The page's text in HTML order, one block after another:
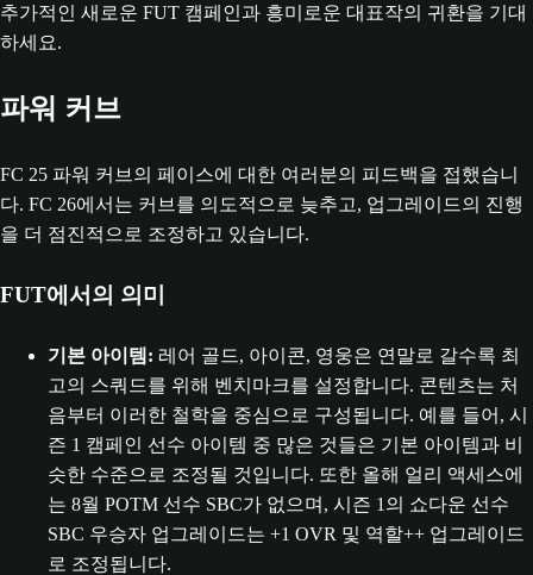
추가적인 새로운 FUT 캠페인과 흥미로운 대표작의 귀환을 기대
하세요.
파워 커브
FC 25 파워 커브의 페이스에 대한 여러분의 피드백을 접했습니
다. FC 26에서는 커브를 의도적으로 늦추고, 업그레이드의 진행
을 더 점진적으로 조정하고 있습니다.
FUT에서의 의미
기본 아이템: 레어 골드, 아이콘, 영웅은 연말로 갈수록 최
고의 스쿼드를 위해 벤치마크를 설정합니다. 콘텐츠는 처
음부터 이러한 철학을 중심으로 구성됩니다. 예를 들어, 시
즌 1 캠페인 선수 아이템 중 많은 것들은 기본 아이템과 비
슷한 수준으로 조정될 것입니다. 또한 올해 얼리 액세스에
는 8월 POTM 선수 SBC가 없으며, 시즌 1의 쇼다운 선수
SBC 우승자 업그레이드는 +1 OVR 및 역할++ 업그레이드
로 조정됩니다.